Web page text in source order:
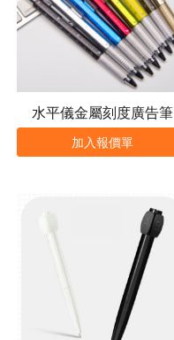
水平儀金屬刻度廣告筆
加入報價單